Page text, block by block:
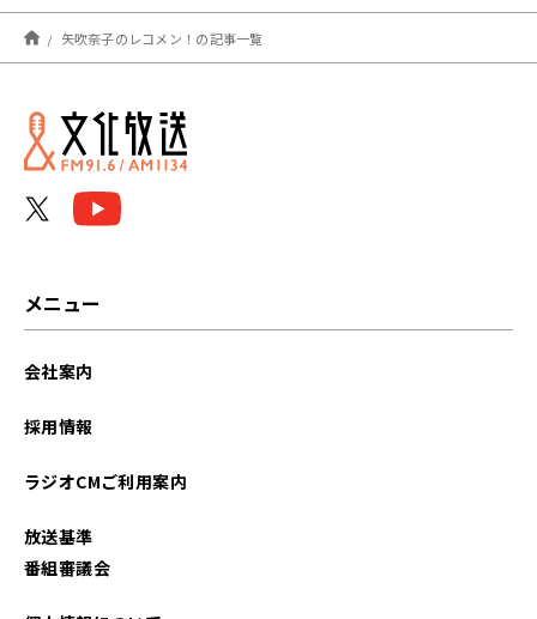
2026年08月
2026年07月
2026年06月
矢吹奈子のレコメン！の記事一覧
メニュー
会社案内
採用情報
ラジオCMご利用案内
放送基準
番組審議会